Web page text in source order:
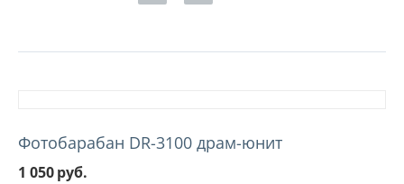
Фотобарабан DR-3100 драм-юнит
1 050руб.